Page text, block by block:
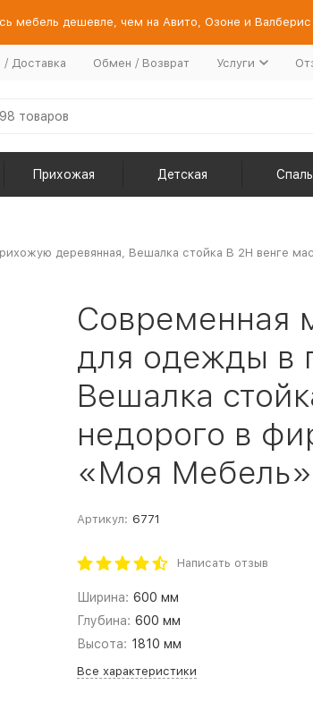
мебель дешевле, чем на Авито, Озоне и Валберис
/ Доставка Обмен / Возврат Услуги
Прихожая Детская
деревянная, Вешалка стойка В 2Н венге
Современная
для одежды в
Вешалка
недорого в
«Моя
Артикул: 6771
Написать отзыв
Ширина: 600 мм
Глубина: 600 мм
Высота: 1810 мм
Все характеристики